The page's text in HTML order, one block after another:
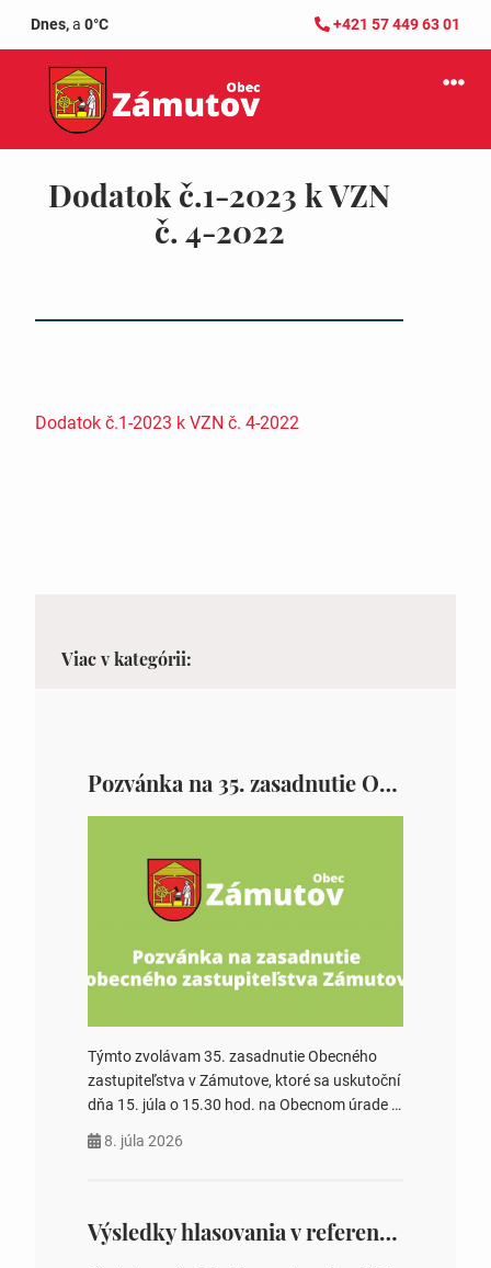
Dnes,a 0°C +421 57 449 63 01
Dodatok č.1-2023 k VZN
č. 4-2022
Dodatok č.1-2023 k VZN č. 4-2022
Viac v kategórii:
Pozvánka na 35. zasadnutie OZ v Zámutove
Týmto zvolávam 35. zasadnutie Obecného
zastupiteľstva v Zámutove, ktoré sa uskutoční
dňa 15. júla o 15.30 hod. na Obecnom úrade v
rokovania 2. Schválenie návrhovej komisie a
zastupiteľstiev, počtu poslancov obecných
zastupiteľstiev v nich 4. Schválenie odpredaja
8. júla 2026
Výsledky hlasovania v referende 2026